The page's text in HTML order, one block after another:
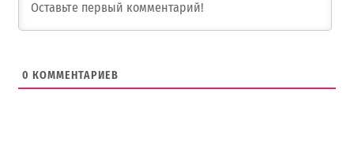
0 КОММЕНТАРИЕВ